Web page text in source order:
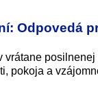
Odpovedá
pokoja a